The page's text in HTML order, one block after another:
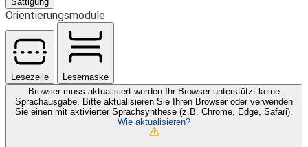
Orientierungsmodule
Lesezeile
Lesemaske
Browser muss aktualisiert werden
Ihr Browser unterstützt keine
Sprachausgabe. Bitte aktualisieren Sie Ihren Browser oder verwenden
Sie einen mit aktivierter Sprachsynthese (z.B. Chrome, Edge, Safari).
Wie aktualisieren?